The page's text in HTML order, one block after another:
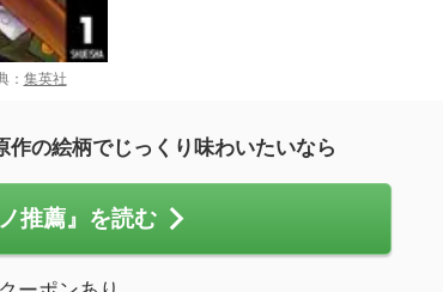
： 集英社
の絵柄でじっくり味わいたいなら
推薦』を読む